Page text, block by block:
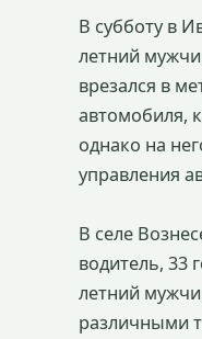
В субботу в
летний
врезался в
автомобиля,
однако на
управления
В селе
водитель, 33
летний
различными